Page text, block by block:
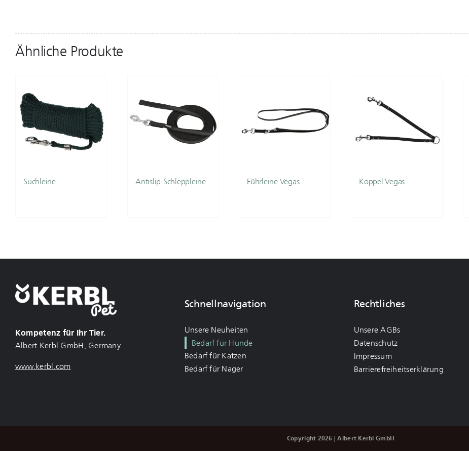
Ähnliche Produkte
Suchleine Antislip-Schleppleine Führleine Vegas Koppel Vegas
Kompetenz für Ihr Tier.
Albert Kerbl GmbH, Germany
www.kerbl.com
Schnellnavigation
Unsere Neuheiten
Bedarf für Hunde
Bedarf für Katzen
Bedarf für Nager
Rechtliches
Unsere AGBs
Datenschutz
Impressum
Barrierefreiheitserklärung
Copyright 2026 | Albert Kerbl GmbH